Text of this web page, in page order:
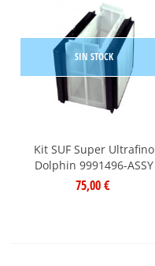
SIN STOCK
Kit SUF Super Ultrafino
Dolphin 9991496-ASSY
75,00 €